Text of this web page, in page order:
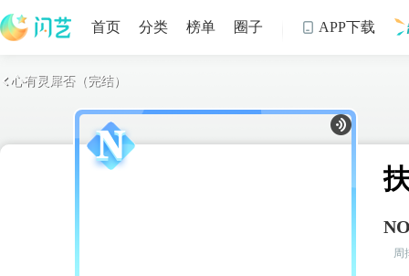
首页 分类 榜单 圈子  APP下载
 心有灵犀否（完结）
周